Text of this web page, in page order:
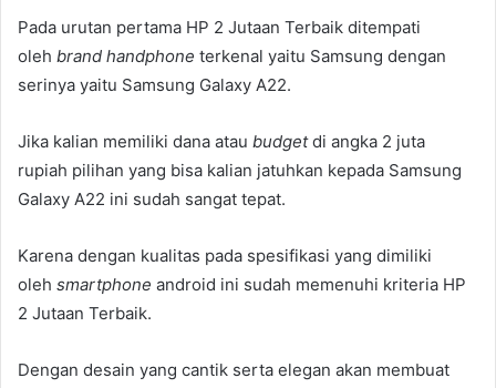
Pada urutan pertama HP 2 Jutaan Terbaik ditempati
oleh brand handphone terkenal yaitu Samsung dengan
serinya yaitu Samsung Galaxy A22.
Jika kalian memiliki dana atau budgetdi angka 2 juta
rupiah pilihan yang bisa kalian jatuhkan kepada Samsung
Galaxy A22 ini sudah sangat tepat.
Karena dengan kualitas pada spesifikasi yang dimiliki
oleh smartphone android ini sudah memenuhi kriteria HP
2 Jutaan Terbaik.
Dengan desain yang cantik serta elegan akan membuat